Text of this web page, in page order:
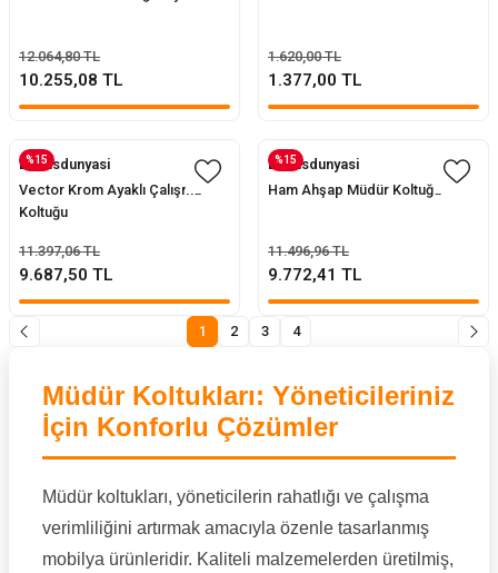
12.064,80 TL
10.255,08 TL
1.620,00 TL
1.377,00 TL
%15
Evofisdunyasi
Vector Krom Ayaklı Çalışma
Koltuğu
11.397,06 TL
9.687,50 TL
%15
Evofisdunyasi
Ham Ahşap Müdür Koltuğu
11.496,96 TL
9.772,41 TL
1 2 3 4
Müdür Koltukları: Yöneticileriniz
İçin Konforlu Çözümler
Müdür koltukları, yöneticilerin rahatlığı ve çalışma
verimliliğini artırmak amacıyla özenle tasarlanmış
mobilya ürünleridir. Kaliteli malzemelerden üretilmiş,